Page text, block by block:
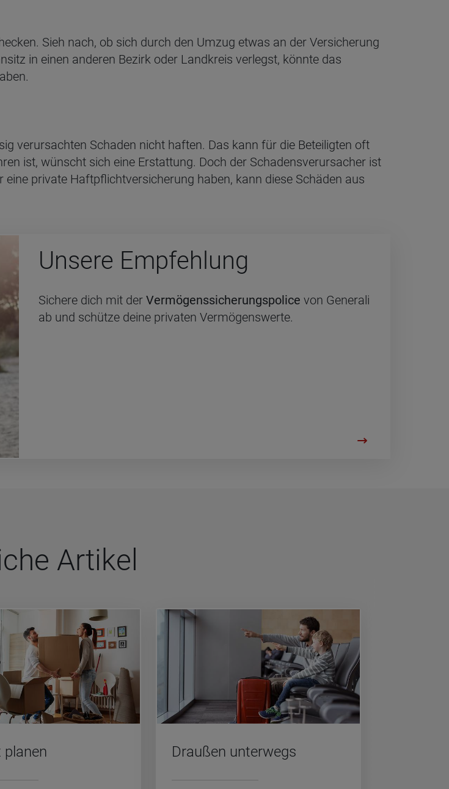
Sieh nach, ob sich durch den Umzug etwas an der Versicherung
in einen anderen Bezirk oder Landkreis verlegst, könnte das
verursachten Schaden nicht haften. Das kann für die Beteiligten oft
ist, wünscht sich eine Erstattung. Doch der Schadensverursacher ist
private Haftpflichtversicherung haben, kann diese Schäden aus
Un­se­re Emp­feh­lung
Sichere dich mit der Vermögenssicherungspolice von Generali
ab und schütze deine privaten Vermögenswerte.
Arti­kel
Drau­ßen un­ter­wegs